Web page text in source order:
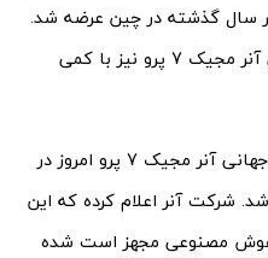
اواخر اکتبر سال گذشته در چین عرضه شد.
اما حالا خبر رسیده که مدل جهانی آنر مجیک 7 پرو نیز با کمی
، مدل جهانی آنر مجیک 7 پرو امروز در
شرکت آنر اعلام کرده که این
هوش مصنوعی مجهز است شده